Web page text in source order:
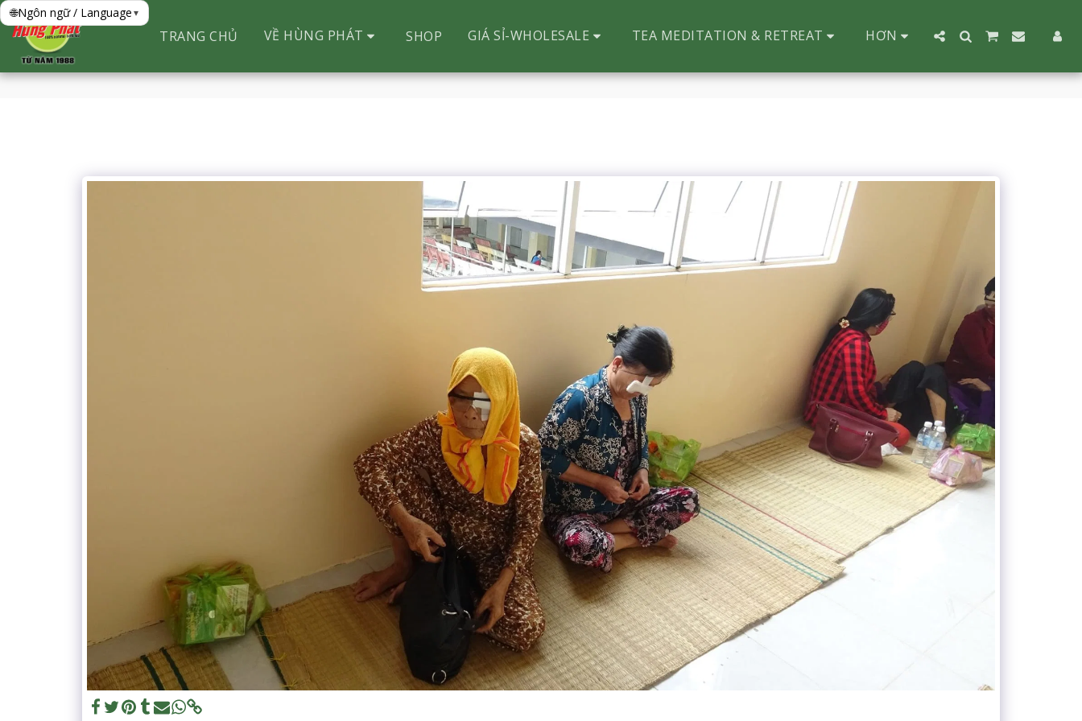
🌐Ngôn ngữ / Language▾
TRANG CHỦ VỀ HÙNG PHÁT SHOP GIÁ SỈ-WHOLESALE TEA MEDITATION & RETREAT HƠN